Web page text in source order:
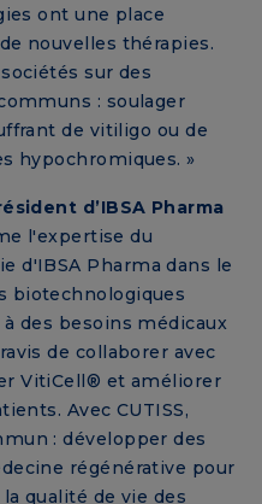
ont une place
nouvelles thérapies.
sur des
: soulager
de vitiligo ou de
hypochromiques. »
d’IBSA Pharma
l'expertise du
d'IBSA Pharma dans le
biotechnologiques
des besoins médicaux
de collaborer avec
VitiCell® et améliorer
Avec CUTISS,
: développer des
régénérative pour
qualité de vie des